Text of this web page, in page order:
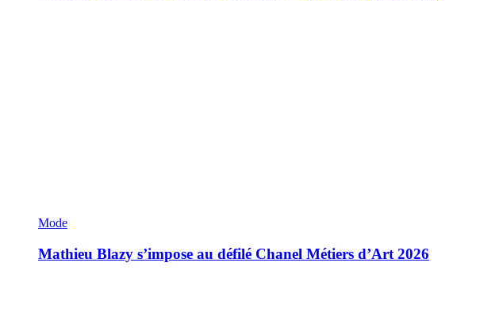
Mode
Mathieu Blazy s’impose au défilé Chanel Métiers d’Art 2026